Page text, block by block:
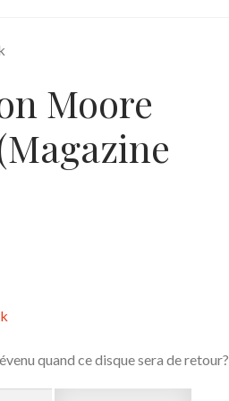
Moore
quand ce disque sera de retour?